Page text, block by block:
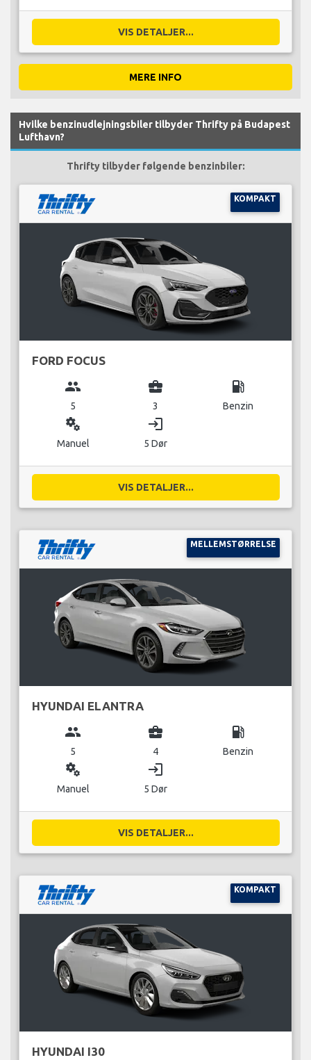
VIS DETALJER...
MERE INFO
Hvilke benzinudlejningsbiler tilbyder Thrifty på Budapest
Lufthavn?
Thrifty tilbyder følgende benzinbiler:
KOMPAKT
FORD FOCUS
group
5
business_center
3
local_gas_station
Benzin
miscellaneous_services
Manuel
login
5 Dør
VIS DETALJER...
MELLEMSTØRRELSE
HYUNDAI ELANTRA
group
5
business_center
4
local_gas_station
Benzin
miscellaneous_services
Manuel
login
5 Dør
VIS DETALJER...
KOMPAKT
HYUNDAI I30